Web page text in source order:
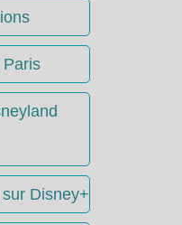
Paris
Disney+